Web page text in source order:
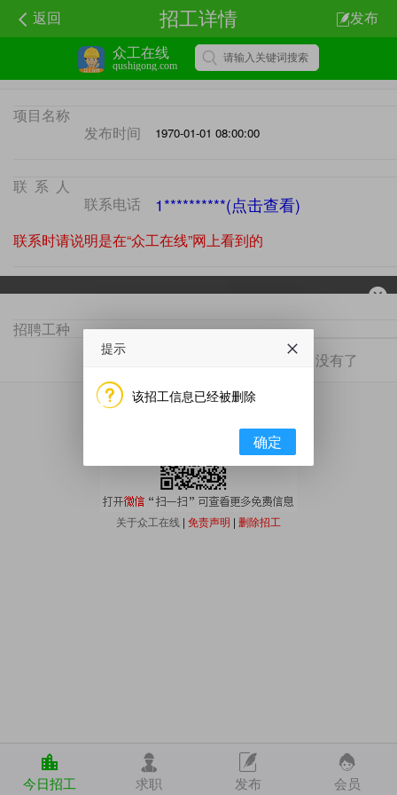
众工在线
qushigong.com
返回 招工详情 发布
项目名称
发布时间
1970-01-01 08:00:00
联系人
联系电话
1**********(点击查看)
联系时请说明是在“众工在线”网上看到的
招聘工种
项目地区
没有了
关于众工在线 | 免责声明 | 删除招工
今日招工 求职 发布 会员
提示
该招工信息已经被删除
确定